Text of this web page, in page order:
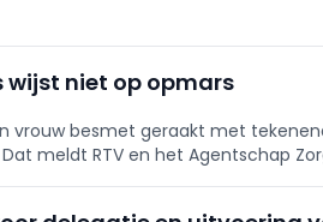
niet op opmars
vrouw besmet geraakt met
meldt RTV en het Agentschap